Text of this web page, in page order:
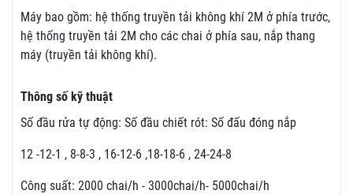
Máy bao gồm: hệ thống truyền tải không khí 2M ở phía trước,
hệ thống truyền tải 2M cho các chai ở phía sau, nắp thang
máy (truyền tải không khí).
Thông số kỹ thuật
Số đầu rửa tự động: Số đầu chiết rót: Số đấu đóng nắp
12 -12-1 , 8-8-3 , 16-12-6 ,18-18-6 , 24-24-8
Công suất: 2000 chai/h - 3000chai/h- 5000chai/h